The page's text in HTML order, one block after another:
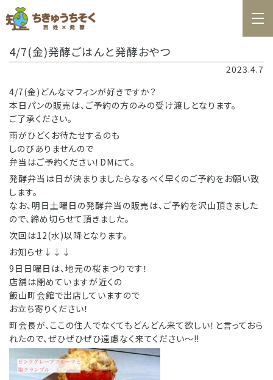
百姓日記
お知らせ
お問合せ
料理教室カレンダー
4/7(金)発酵ごはんと発酵おやつ
2023.4.7
4/7(金)どんなマフィンが好きですか？
本日パンの販売は、ご予約の方のみの受け渡しとなります。
ご了承ください。
雨がひどくお待たせするのも
しのびありませんので
弁当はご予約ください！DMにて。
発酵弁当は日が決まりましたらなるべく早くのご予約をお願い致
します。
なお、明日土曜日の発酵弁当の販売は、ご予約を沢山頂きました
ので、締め切らせて頂きました。
次回は12(水)以降となります。
お知らせ↓↓↓
9日日曜日は、地元の桜まつりです！
店舗は閉めていますが近くの
飯山町会館で出店していますので
お立ち寄りください！
町会長が、ここの住人でなくてもどんどん来て欲しい！と言っておら
れたので、ぜひぜひぜひ遠慮なく来てください〜‼️